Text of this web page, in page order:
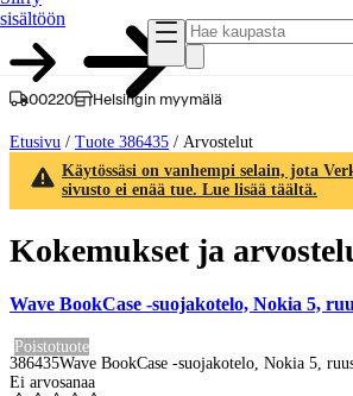
sisältöön
00220 Helsingin myymälä
Etusivu / Tuote 386435 / Arvostelut
Käytössäsi on vanhempi selain, jota
sivusto ei enää tue. Lue lisää täältä.
Kokemukset ja
Wave BookCase -suojakotelo, Nokia 5,
Poistotuote
386435Wave BookCase -suojakotelo, Nokia 5,
Ei arvosanaa